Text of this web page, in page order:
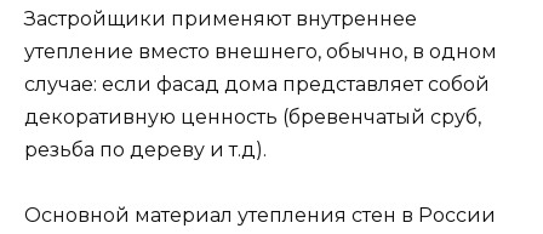
Застройщики применяют внутреннее
утепление вместо внешнего, обычно, в одном
случае: если фасад дома представляет собой
декоративную ценность (бревенчатый сруб,
резьба по дереву и т.д).
Основной материал утепления стен в России